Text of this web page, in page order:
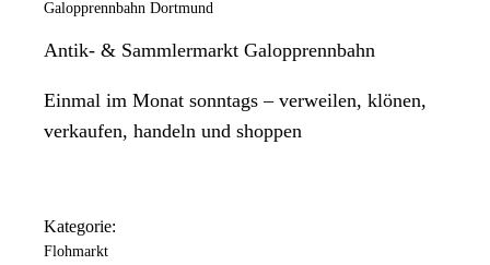
Galopprennbahn Dortmund
Antik- & Sammlermarkt Galopprennbahn
Einmal im Monat sonntags – verweilen, klönen,
verkaufen, handeln und shoppen
Kategorie:
Flohmarkt